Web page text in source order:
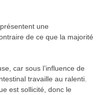
une
de ce que la majorité
car sous l’influence de
travaille au ralenti.
est sollicité, donc le